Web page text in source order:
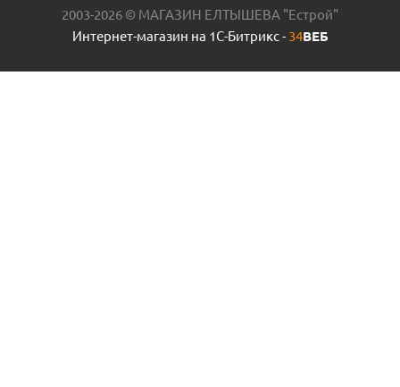
2003-2026 © МАГАЗИН ЕЛТЫШЕВА "Естрой"
Интернет-магазин на 1С-Битрикс - 34ВЕБ